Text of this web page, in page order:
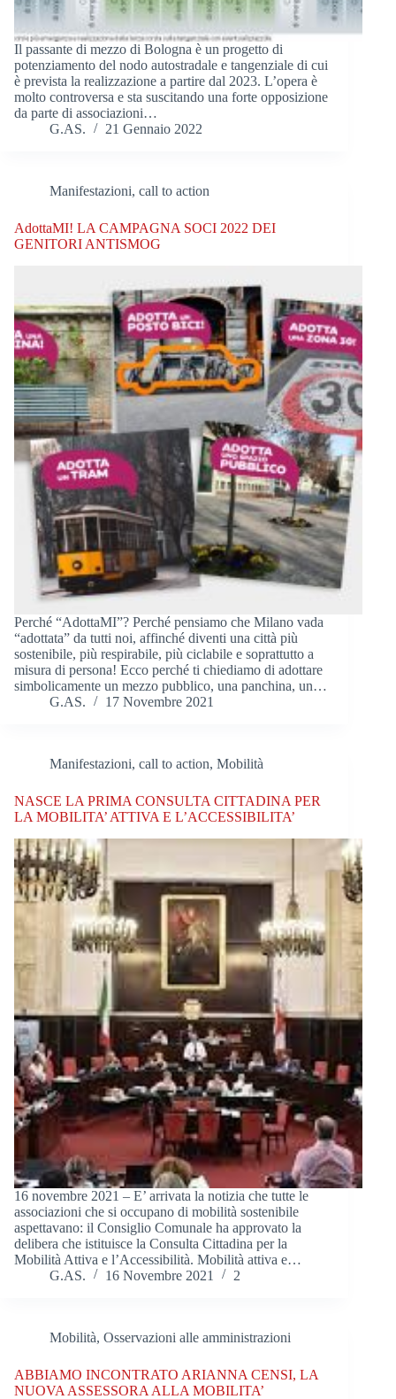
Il passante di mezzo di Bologna è un progetto di
potenziamento del nodo autostradale e tangenziale di cui
è prevista la realizzazione a partire dal 2023. L’opera è
molto controversa e sta suscitando una forte opposizione
da parte di associazioni…
G.AS.
21 Gennaio 2022
Manifestazioni, call to action
AdottaMI! LA CAMPAGNA SOCI 2022 DEI
GENITORI ANTISMOG
Perché “AdottaMI”? Perché pensiamo che Milano vada
“adottata” da tutti noi, affinché diventi una città più
sostenibile, più respirabile, più ciclabile e soprattutto a
misura di persona! Ecco perché ti chiediamo di adottare
simbolicamente un mezzo pubblico, una panchina, un…
G.AS.
17 Novembre 2021
Manifestazioni, call to action, Mobilità
NASCE LA PRIMA CONSULTA CITTADINA PER
LA MOBILITA’ ATTIVA E L’ACCESSIBILITA’
16 novembre 2021 – E’ arrivata la notizia che tutte le
associazioni che si occupano di mobilità sostenibile
aspettavano: il Consiglio Comunale ha approvato la
delibera che istituisce la Consulta Cittadina per la
Mobilità Attiva e l’Accessibilità. Mobilità attiva e…
G.AS.
16 Novembre 2021 2
Mobilità, Osservazioni alle amministrazioni
ABBIAMO INCONTRATO ARIANNA CENSI, LA
NUOVA ASSESSORA ALLA MOBILITA’